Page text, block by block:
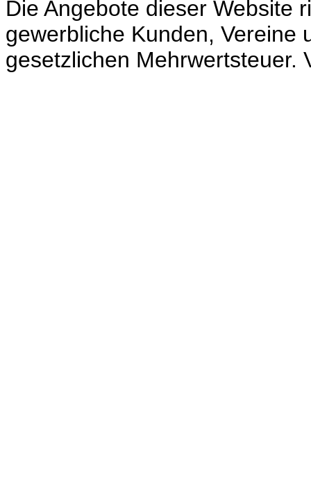
Die Angebote dieser Website
gewerbliche Kunden, Vereine
gesetzlichen Mehrwertsteuer.